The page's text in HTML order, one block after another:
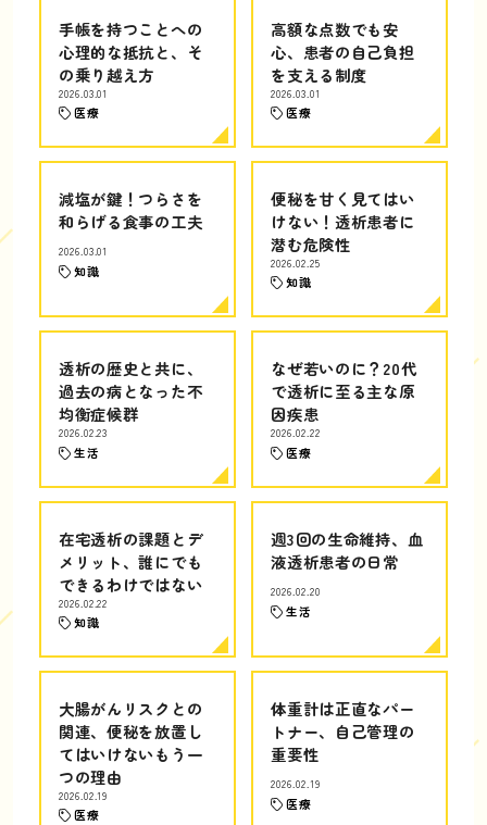
手帳を持つことへの
心理的な抵抗と、そ
の乗り越え方
2026.03.01
医療
高額な点数でも安
心、患者の自己負担
を支える制度
2026.03.01
医療
減塩が鍵！つらさを
和らげる食事の工夫
2026.03.01
知識
便秘を甘く見てはい
けない！透析患者に
潜む危険性
2026.02.25
知識
透析の歴史と共に、
過去の病となった不
均衡症候群
2026.02.23
生活
なぜ若いのに？20代
で透析に至る主な原
因疾患
2026.02.22
医療
在宅透析の課題とデ
メリット、誰にでも
できるわけではない
2026.02.22
知識
週3回の生命維持、血
液透析患者の日常
2026.02.20
生活
大腸がんリスクとの
関連、便秘を放置し
てはいけないもう一
つの理由
2026.02.19
医療
体重計は正直なパー
トナー、自己管理の
重要性
2026.02.19
医療